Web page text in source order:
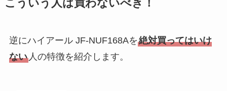
こういう人は買わないべき！
逆にハイアール JF-NUF168Aを絶対買ってはいけ
ない人の特徴を紹介します。